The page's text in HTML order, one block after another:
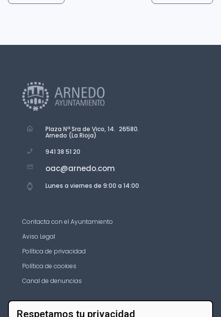
Plaza Nª Sra de Vico, 14. 26580.
Arnedo (La Rioja)
941 38 51 20
oac@arnedo.com
Lunes a viernes de 9:00 a 14:00
Contacta con el Ayuntamiento
Aviso Legal
Política de privacidad
Política de cookies
Canal de denuncias
Respetamos tu privacidad